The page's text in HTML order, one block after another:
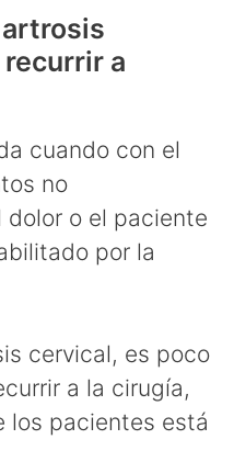
artrosis
a
cuando con el
no
dolor o el paciente
por la
cervical, es poco
a la cirugía,
los pacientes está